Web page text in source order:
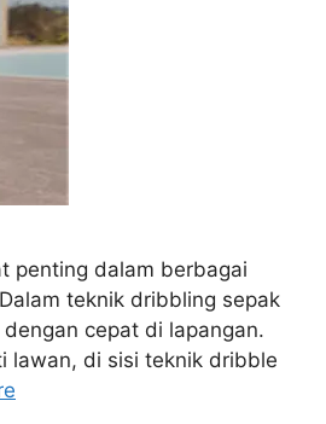
penting dalam berbagai
teknik dribbling sepak
cepat di lapangan.
lawan, di sisi teknik dribble